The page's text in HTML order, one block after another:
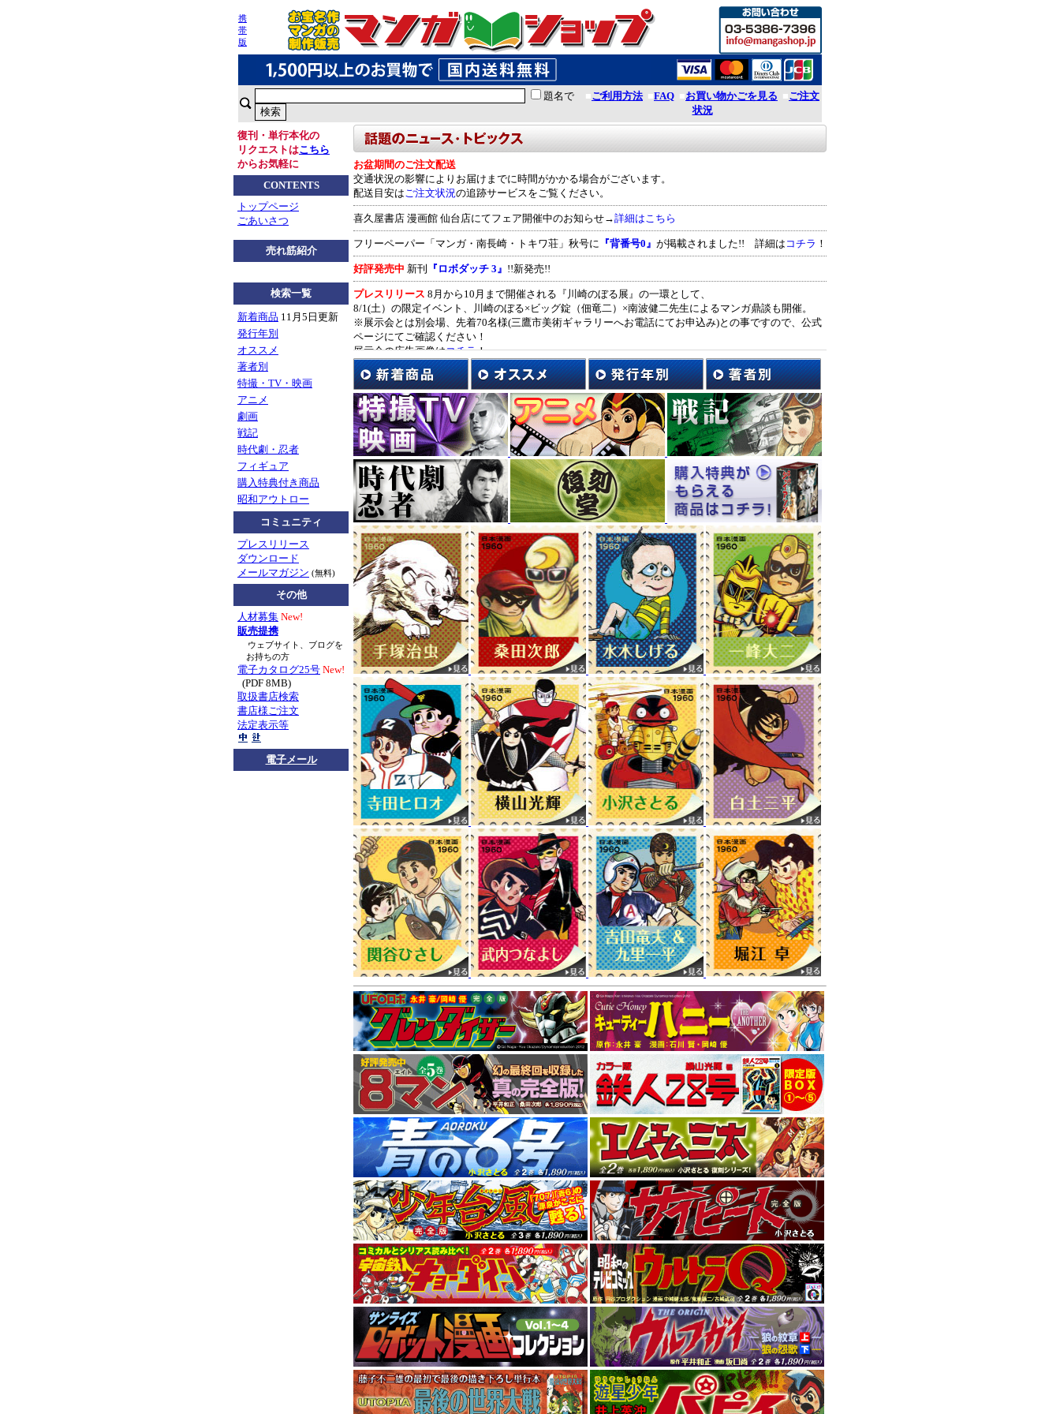
携
帯
版
題名で ■ご利用方法■FAQ ■お買い物かごを見る ■ご注文
状況
復刊・単行本化の
リクエストはこちら
からお気軽に
CONTENTS
トップページ
ごあいさつ
売れ筋紹介
検索一覧
新着商品 11月5日更新
発行年別
オススメ
著者別
特撮・TV・映画
アニメ
劇画
戦記
時代劇・忍者
フィギュア
購入特典付き商品
昭和アウトロー
コミュニティ
プレスリリース
ダウンロード
メールマガジン (無料)
その他
人材募集 New!
販売提携
ウェブサイト、ブログを
お持ちの方
電子カタログ25号 New!
(PDF 8MB)
取扱書店検索
書店様ご注文
法定表示等
電子メール
お盆期間のご注文配送
交通状況の影響によりお届けまでに時間がかかる場合がございます。
配送目安は ご注文状況の追跡サービスをご覧ください。
喜久屋書店 漫画館 仙台店にてフェア開催中のお知らせ→詳細はこちら
フリーペーパー「マンガ・南長崎・トキワ荘」秋号に 『背番号0』 が掲載されました!! 詳細は コチラ ！
好評発売中 新刊 『ロボダッチ 3』 !!新発売!!
プレスリリース 8月から10月まで開催される『川崎のぼる展』の一環として、
8/1(土）の限定イベント、川崎のぼる×ビッグ錠（佃竜二）×南波健二先生によるマンガ鼎談も開催。
※展示会とは別会場、先着70名様(三鷹市美術ギャラリーへお電話にてお申込み)との事ですので、公式
ページにてご確認ください！
展示会の広告画像はコチラ！
お知らせTV番組『ぷらちなライフ～人生楽笑～』（TOKYO MX）に、南波健二先生が出演されまし
た。（現在、放送終了） さいとう・たかを先生や劇画に対するお話、数々の執筆活動を通して、年を
重ねて気づいたこと。想った事が赤裸々に語られました。
マンガショップ刊行の『豹マン』や『キック魂』なども紹介され、番組内容とリンクするようなイン
タビューを特別掲載した『処刑人ゴッド』 もぜひご一読ください。
戦後70年―。戦記漫画シリーズにて、関連タイトルを掲載しました。
2015年7月新刊『黄色い零戦』!!好評発売中!!
お知らせ ロボダッチラインスタンプ発売開始!!
コチラをご覧ください！
プレスリリース 4月7日付け「デーリー東北」にて 『月光仮面－みね武版－』
が取り上げられました。原作者 川内康範先生と顔合わせをした時の
思い出などが語られている記事はコチラから！
お知らせマンガショップでは現在、漫画脚本家である
広尾満先生、小嶋悟先生、南田洋先生を探しています。
先生方の連絡先をご存知の方がいらっしゃいましたら、マンガショップまでご一報ください。
マンガショップメールアドレス：info@mangashop.co.jp
ピックアップ『ロボダッチ』の生みの親、小沢さとる先生の代名詞『青の6号』全2巻!!好評発売中!!
30年前の『青の6号」をもとにリ・イマジネーション（再構築）された『青の6号 AO6』全3巻もこの機
会にぜひ
好評発売中2015年1月刊 『ロボダッチ』全2巻好評発売中
11月刊はハードボイルド巨編 『処刑人ゴッド』!!好評発売中!!
9月刊は1972年に連載された 『月光仮面－みね武版－』!!好評発売中!!
1958年発表の元祖『月光仮面』も好評発売中!
5月刊は小畑しゅんじ先生の青春プロレス巨編『悪仮面』!!好評発売中
4月刊は“背番号0シリーズ”の「野球少年」版と「学年誌版」版の
間に位置するエピソード、 『背番号0物語』!!
本作で9年間にわたる連載の全エピソードが揃います。好評発売中!!
『小沢さとるの世界』にて、「小沢さとるサイン会」の様子を掲載しました。
消費税率変更のお知らせ
2014年4月からの消費税率改定に伴い、4月1日の出荷分より
消費税率を5％から8％に改定させて頂きます。
現在価格表記が統一されておりません、5％と8％での表記が混在しており ご迷惑おかけいたします、
ご了承くださいませ。
小クリ2月刊『サブマリン707 レジェンドBOX 雷撃編』発売開始!!
北海道新聞（1月17日発行）にて『小沢さとる先生』の記事が掲載されました。掲載紙面はこちら
『小沢さとるの世界』創作の軌跡 その1にて、全巻購入特典『ユメのダストBOX』の
試し読みを掲載いたしました。
2014年1月より送料の規定がかわります。1,500円（税別）以上のお買い物で国内送料無料
1,500円未満の場合、1件につき送料250円となります。
マンガショップ2014年第一弾は 高度1万メートルの航空アクション！『マッハSOS』全4巻
漫画を買って『特製湯飲み』をもらおうキャンペーン開催中！ 今、マンガショップで1万円以上お買い
上げいただくと、先着でマンガショップオールスター『特製湯飲み』がもらえます！ この機会をぜひ
お見逃し無く！
詳細・イメージ画像はこちら
好評発売中!!昭和のアウトロー作品『荒野の少年イサム 3』 『荒野の少年イサム 4』
『荒野の少年イサム 5』完
好評発売中!! 一峰大二先生もイラストを寄稿『ウルトラ THE BACK ～ウルトラマンの背中～』
立ち読みページを追加しました。『黒バイ将軍』 『ガッツジュン』
マンガショップ11月刊『黒バイ将軍』全1巻 好評発売中
【サブマリン707情報】
毎日新聞（9月28日発行）の漫画家いしかわじゅん先生のコーナーにて『サブマリン707』の記事が掲
載されました。掲載紙面はこちら
『小沢さとるの世界』創作の軌跡 その4 を掲載いたしました。